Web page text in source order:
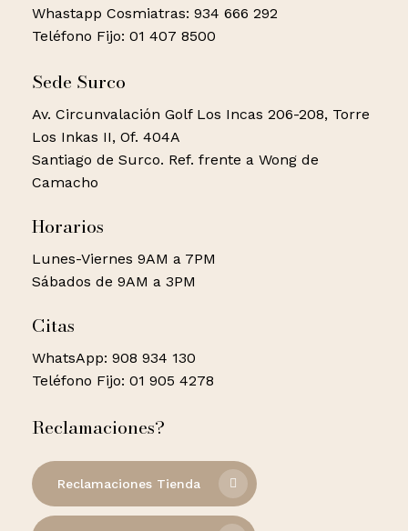
Whastapp Cosmiatras: 934 666 292
Teléfono Fijo: 01 407 8500
Sede Surco
Av. Circunvalación Golf Los Incas 206-208, Torre
Los Inkas II, Of. 404A
Santiago de Surco. Ref. frente a Wong de
Camacho
Horarios
Lunes-Viernes 9AM a 7PM
Sábados de 9AM a 3PM
Citas
WhatsApp: 908 934 130
Teléfono Fijo: 01 905 4278
Reclamaciones?
Reclamaciones Tienda